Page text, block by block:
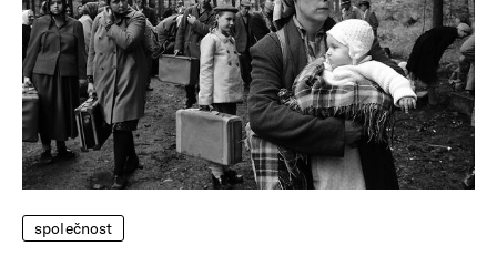
společnost